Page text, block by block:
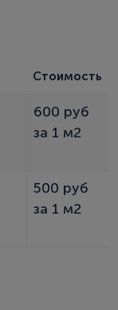
Стоимость
600 руб
за 1 м2
500 руб
за 1 м2